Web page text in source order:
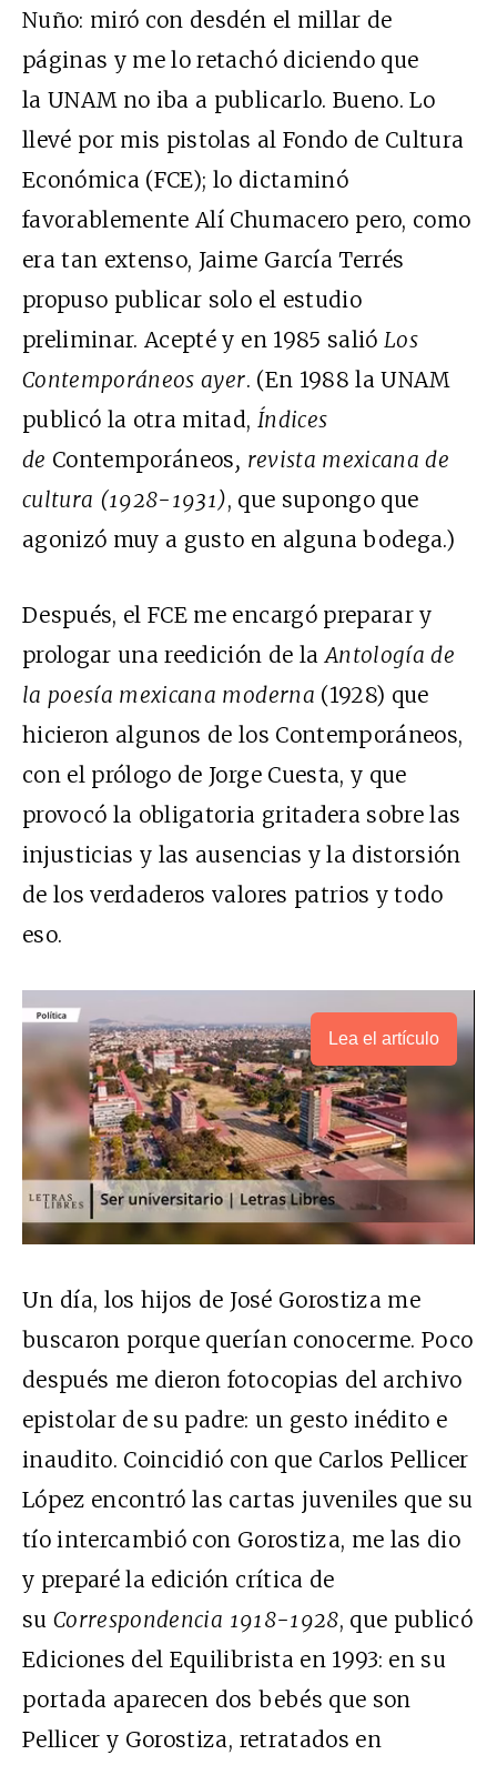
Nuño: miró con desdén el millar de
páginas y me lo retachó diciendo que
la UNAM no iba a publicarlo. Bueno. Lo
llevé por mis pistolas al Fondo de Cultura
Económica (FCE); lo dictaminó
favorablemente Alí Chumacero pero, como
era tan extenso, Jaime García Terrés
propuso publicar solo el estudio
preliminar. Acepté y en 1985 salió Los
Contemporáneos ayer. (En 1988 la UNAM
publicó la otra mitad, Índices
de Contemporáneos, revista mexicana de
cultura (1928-1931), que supongo que
agonizó muy a gusto en alguna bodega.)
Después, el FCE me encargó preparar y
prologar una reedición de laAntología de
la poesía mexicana moderna (1928) que
hicieron algunos de los Contemporáneos,
con el prólogo de Jorge Cuesta, y que
provocó la obligatoria gritadera sobre las
injusticias y las ausencias y la distorsión
de los verdaderos valores patrios y todo
eso.
Lea el artículo
Un día, los hijos de José Gorostiza me
buscaron porque querían conocerme. Poco
después me dieron fotocopias del archivo
epistolar de su padre: un gesto inédito e
inaudito. Coincidió con que Carlos Pellicer
López encontró las cartas juveniles que su
tío intercambió con Gorostiza, me las dio
y preparé la edición crítica de
suCorrespondencia 1918-1928, que publicó
Ediciones del Equilibrista en 1993: en su
portada aparecen dos bebés que son
Pellicer y Gorostiza, retratados en